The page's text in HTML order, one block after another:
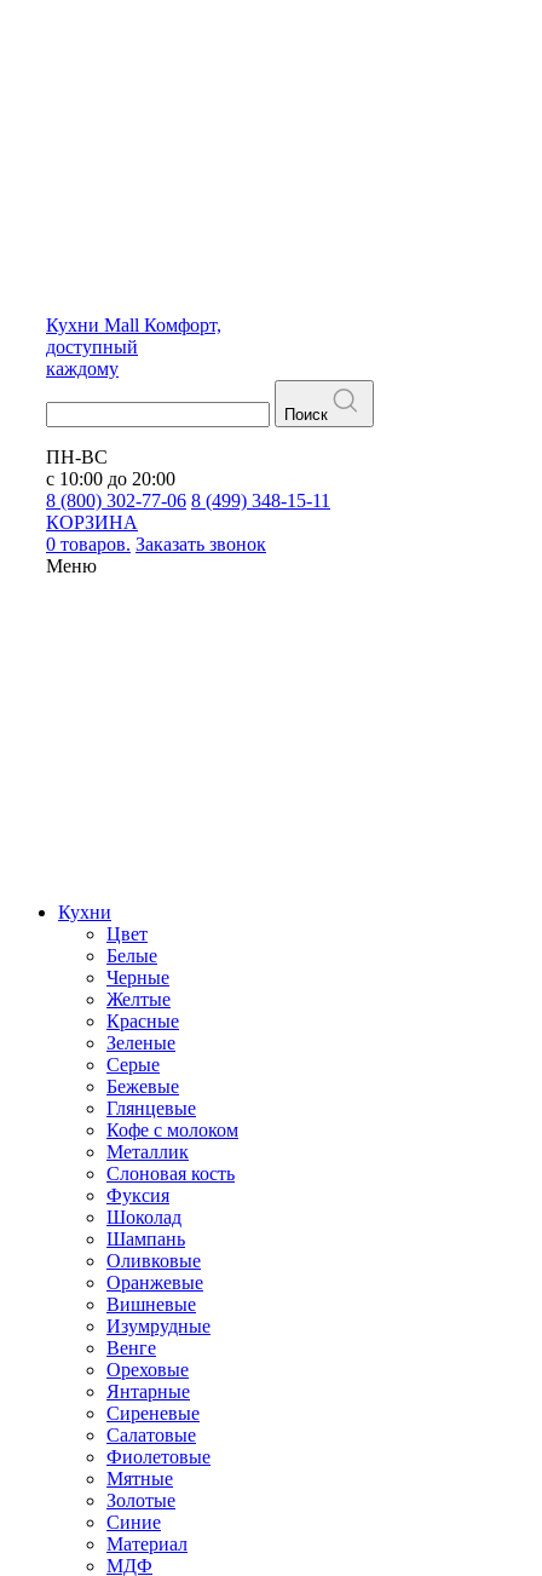
Кухни Mall Комфорт,
доступный
каждому
Поиск
ПН-ВС
с 10:00 до 20:00
8 (800) 302-77-06 8 (499) 348-15-11
КОРЗИНА
0 товаров. Заказать звонок
Меню
Кухни
Цвет
Белые
Черные
Желтые
Красные
Зеленые
Серые
Бежевые
Глянцевые
Кофе с молоком
Металлик
Слоновая кость
Фуксия
Шоколад
Шампань
Оливковые
Оранжевые
Вишневые
Изумрудные
Венге
Ореховые
Янтарные
Сиреневые
Салатовые
Фиолетовые
Мятные
Золотые
Синие
Материал
МДФ